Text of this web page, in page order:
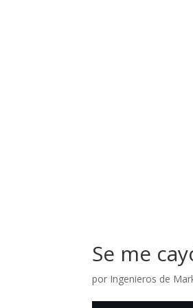
Se me
por Ingenieros de